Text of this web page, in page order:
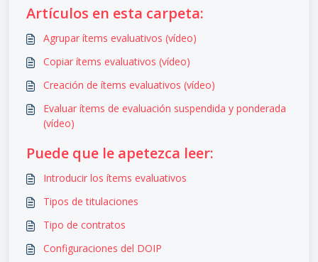
Artículos en esta carpeta:
Agrupar ítems evaluativos (vídeo)
Copiar ítems evaluativos (vídeo)
Creación de ítems evaluativos (vídeo)
Evaluar ítems de evaluación suspendida y ponderada
(vídeo)
Puede que le apetezca leer:
Introducir los ítems evaluativos
Tipos de titulaciones
Tipo de contratos
Configuraciones del DOIP